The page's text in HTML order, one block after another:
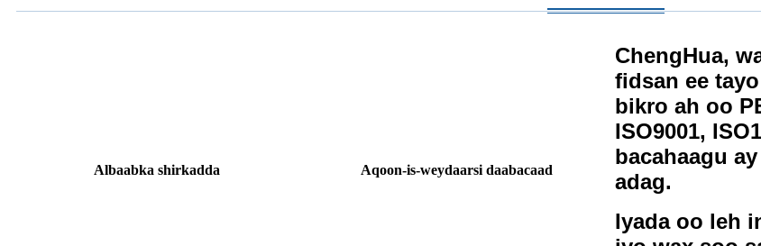
Albaabka shirkadda Aqoon-is-weydaarsi daabacaad
ChengHua,
fidsan ee
bikro ah oo
ISO9001,
bacahaagu
adag.
Iyada oo leh